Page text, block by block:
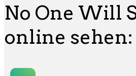
No One Will
online sehen: